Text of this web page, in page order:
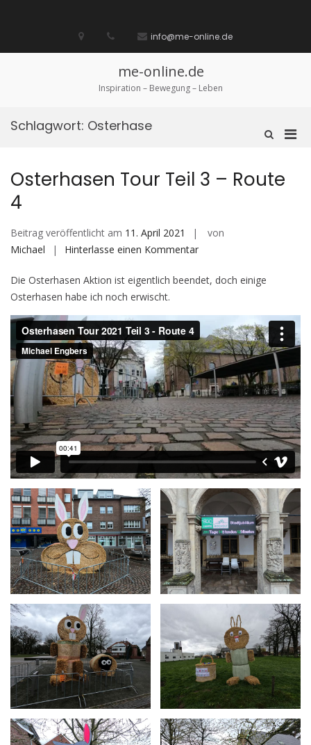
biete
/
Ich
suche
diese
Seite
info@me-online.de
me-online.de
Inspiration – Bewegung – Leben
Such-
Schlagwort: Osterhase
Osterhasen Tour Teil 3 – Route
4
Beitrag veröffentlicht am 11. April 2021
von
Michael
Hinterlasse einen Kommentarauf
Tour
3
Route
4
Die Osterhasen Aktion ist eigentlich beendet, doch einige
Osterhasen habe ich noch erwischt.